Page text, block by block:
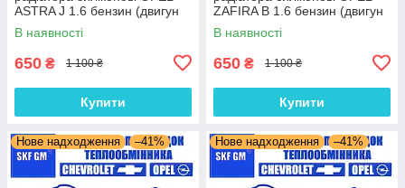
ASTRA J 1.6 бензин (двигун
A18XER) комплект 16 шт.
В наявності
650 ₴ 1 100 ₴
Купити
ZAFIRA B 1.6 бензин (двигун
Z16XER) комплект 16 шт.
В наявності
650 ₴ 1 100 ₴
Купити
Нове надходження –41% Нове надходження –41%